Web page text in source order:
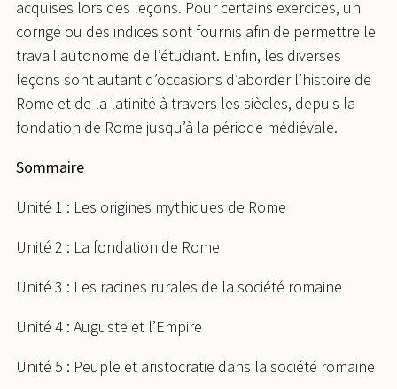
acquises lors des leçons. Pour certains exercices, un
corrigé ou des indices sont fournis afin de permettre le
travail autonome de l’étudiant. Enfin, les diverses
leçons sont autant d’occasions d’aborder l’histoire de
Rome et de la latinité à travers les siècles, depuis la
fondation de Rome jusqu’à la période médiévale.
Sommaire
Unité 1 : Les origines mythiques de Rome
Unité 2 : La fondation de Rome
Unité 3 : Les racines rurales de la société romaine
Unité 4 : Auguste et l’Empire
Unité 5 : Peuple et aristocratie dans la société romaine